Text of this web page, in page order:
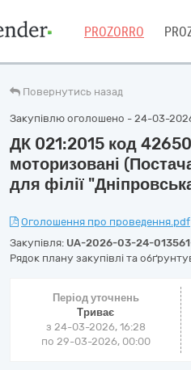
PROZORRO
Повернутись назад
Закупівлю оголошено - 24-03-
ДК 021:2015 код
моторизовані
для філії
Оголошення про проведення.pdf
Закупівля: UA-2026-03-24-
Рядок плану закупівлі та
Період уточнень
Триває
з 24-03-2026, 16:28
по 29-03-2026, 00:00